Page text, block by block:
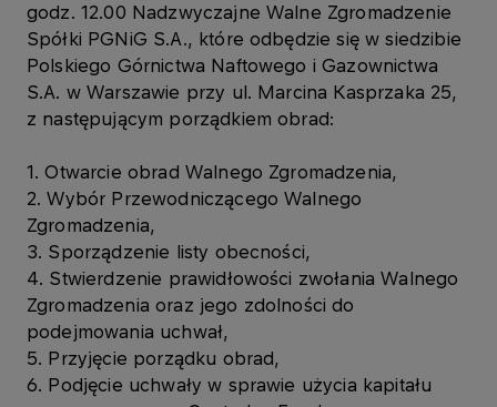
godz. 12.00 Nadzwyczajne Walne Zgromadzenie
Spółki PGNiG S.A., które odbędzie się w siedzibie
Polskiego Górnictwa Naftowego i Gazownictwa
S.A. w Warszawie przy ul. Marcina Kasprzaka 25,
z następującym porządkiem obrad:
1. Otwarcie obrad Walnego Zgromadzenia,
2. Wybór Przewodniczącego Walnego
Zgromadzenia,
3. Sporządzenie listy obecności,
4. Stwierdzenie prawidłowości zwołania Walnego
Zgromadzenia oraz jego zdolności do
podejmowania uchwał,
5. Przyjęcie porządku obrad,
6. Podjęcie uchwały w sprawie użycia kapitału